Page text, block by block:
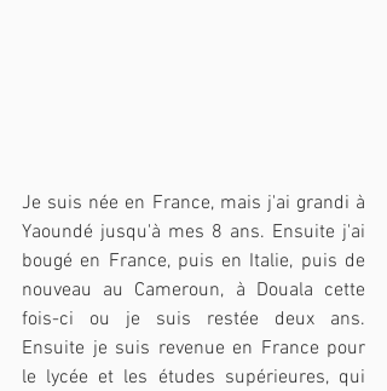
Je suis née en France, mais j'ai grandi à
Yaoundé jusqu'à mes 8 ans. Ensuite j'ai
bougé en France, puis en Italie, puis de
nouveau au Cameroun, à Douala cette
fois-ci ou je suis restée deux ans.
Ensuite je suis revenue en France pour
le lycée et les études supérieures, qui